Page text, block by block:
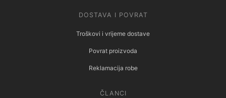
DOSTAVA I POVRAT
Troškovi i vrijeme dostave
Povrat proizvoda
Reklamacija robe
ČLANCI